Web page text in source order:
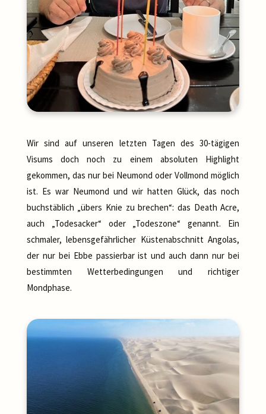
Wir sind auf unseren letzten Tagen des 30-tägigen
Visums doch noch zu einem absoluten Highlight
gekommen, das nur bei Neumond oder Vollmond möglich
ist. Es war Neumond und wir hatten Glück, das noch
buchstäblich „übers Knie zu brechen“: das Death Acre,
auch „Todesacker“ oder „Todeszone“ genannt. Ein
schmaler, lebensgefährlicher Küstenabschnitt Angolas,
der nur bei Ebbe passierbar ist und auch dann nur bei
bestimmten Wetterbedingungen und richtiger
Mondphase.